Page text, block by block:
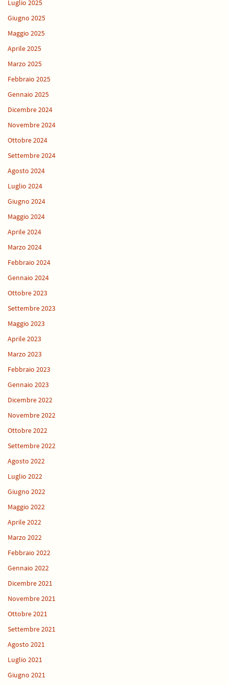
Luglio 2025
Giugno 2025
Maggio 2025
Aprile 2025
Marzo 2025
Febbraio 2025
Gennaio 2025
Dicembre 2024
Novembre 2024
Ottobre 2024
Settembre 2024
Agosto 2024
Luglio 2024
Giugno 2024
Maggio 2024
Aprile 2024
Marzo 2024
Febbraio 2024
Gennaio 2024
Ottobre 2023
Settembre 2023
Maggio 2023
Aprile 2023
Marzo 2023
Febbraio 2023
Gennaio 2023
Dicembre 2022
Novembre 2022
Ottobre 2022
Settembre 2022
Agosto 2022
Luglio 2022
Giugno 2022
Maggio 2022
Aprile 2022
Marzo 2022
Febbraio 2022
Gennaio 2022
Dicembre 2021
Novembre 2021
Ottobre 2021
Settembre 2021
Agosto 2021
Luglio 2021
Giugno 2021